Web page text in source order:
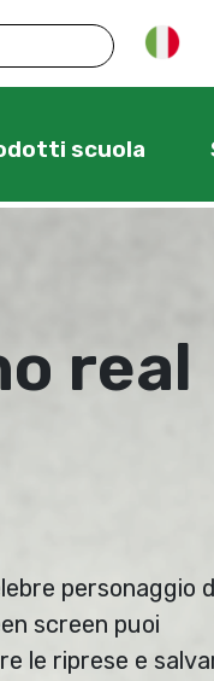
scuola
real
personaggio
screen puoi
le riprese e